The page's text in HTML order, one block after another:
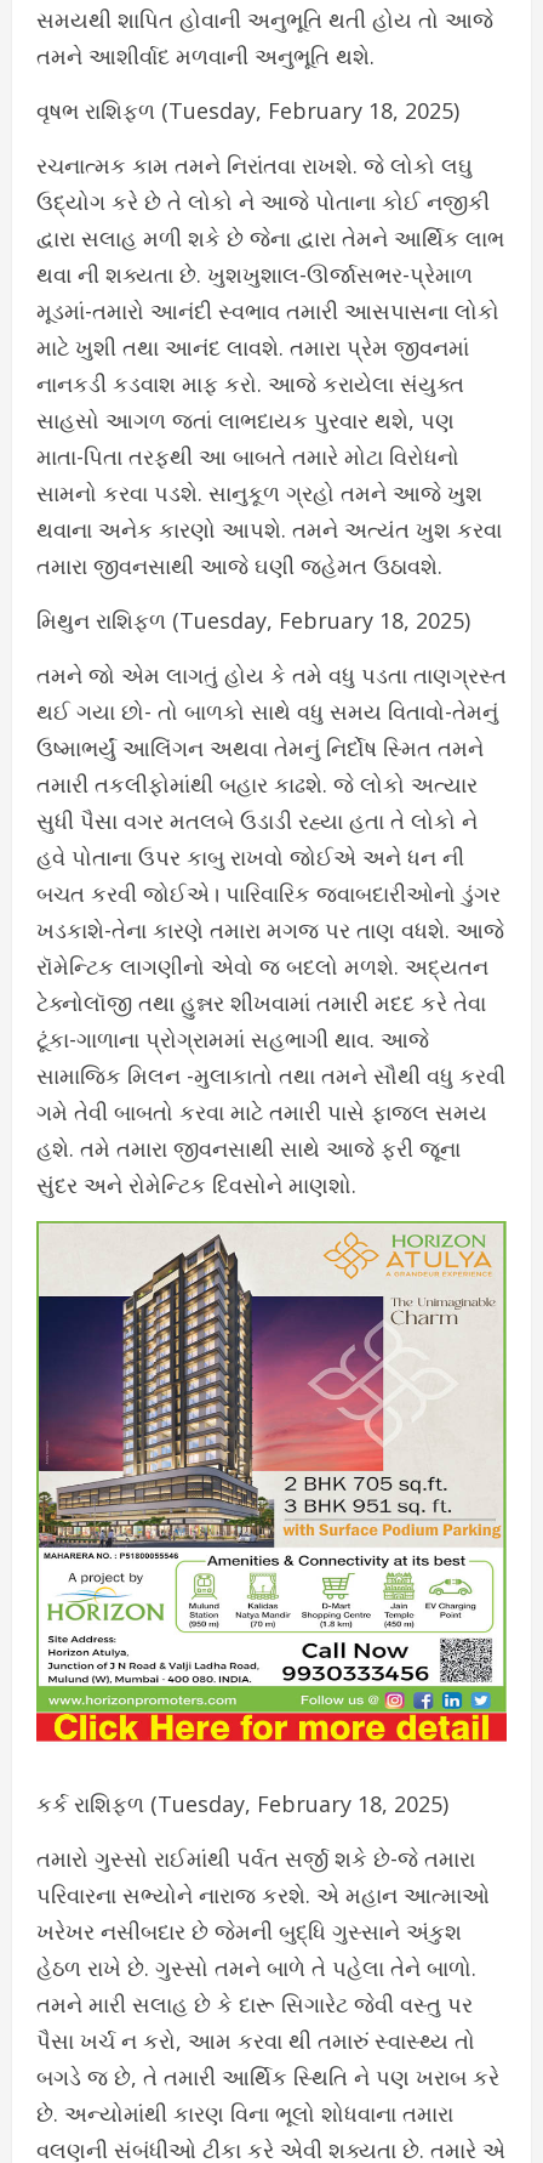
સમયથી શાપિત હોવાની અનુભૂતિ થતી હોય તો આજે
તમને આશીર્વાદ મળવાની અનુભૂતિ થશે.
વૃષભ રાશિફળ (Tuesday, February 18, 2025)
રચનાત્મક કામ તમને નિરાંતવા રાખશે. જે લોકો લઘુ
ઉદ્યોગ કરે છે તે લોકો ને આજે પોતાના કોઈ નજીકી
દ્વારા સલાહ મળી શકે છે જેના દ્વારા તેમને આર્થિક લાભ
થવા ની શક્યતા છે. ખુશખુશાલ-ઊર્જાસભર-પ્રેમાળ
મૂડમાં-તમારો આનંદી સ્વભાવ તમારી આસપાસના લોકો
માટે ખુશી તથા આનંદ લાવશે. તમારા પ્રેમ જીવનમાં
નાનકડી કડવાશ માફ કરો. આજે કરાયેલા સંયુક્ત
સાહસો આગળ જતાં લાભદાયક પુરવાર થશે, પણ
માતા-પિતા તરફથી આ બાબતે તમારે મોટા વિરોધનો
સામનો કરવા પડશે. સાનુકૂળ ગ્રહો તમને આજે ખુશ
થવાના અનેક કારણો આપશે. તમને અત્યંત ખુશ કરવા
તમારા જીવનસાથી આજે ઘણી જહેમત ઉઠાવશે.
મિથુન રાશિફળ (Tuesday, February 18, 2025)
તમને જો એમ લાગતું હોય કે તમે વધુ પડતા તાણગ્રસ્ત
થઈ ગયા છો- તો બાળકો સાથે વધુ સમય વિતાવો-તેમનું
ઉષ્માભર્યું આલિંગન અથવા તેમનું નિર્દોષ સ્મિત તમને
તમારી તકલીફોમાંથી બહાર કાઢશે. જે લોકો અત્યાર
સુધી પૈસા વગર મતલબે ઉડાડી રહ્યા હતા તે લોકો ને
હવે પોતાના ઉપર કાબુ રાખવો જોઈએ અને ધન ની
બચત કરવી જોઈએ। પારિવારિક જવાબદારીઓનો ડુંગર
ખડકાશે-તેના કારણે તમારા મગજ પર તાણ વધશે. આજે
રૉમેન્ટિક લાગણીનો એવો જ બદલો મળશે. અદ્યતન
ટેક્નોલૉજી તથા હુન્નર શીખવામાં તમારી મદદ કરે તેવા
ટૂંકા-ગાળાના પ્રોગ્રામમાં સહભાગી થાવ. આજે
સામાજિક મિલન -મુલાકાતો તથા તમને સૌથી વધુ કરવી
ગમે તેવી બાબતો કરવા માટે તમારી પાસે ફાજલ સમય
હશે. તમે તમારા જીવનસાથી સાથે આજે ફરી જૂના
સુંદર અને રોમેન્ટિક દિવસોને માણશો.
કર્ક રાશિફળ (Tuesday, February 18, 2025)
તમારો ગુસ્સો રાઈમાંથી પર્વત સર્જી શકે છે-જે તમારા
પરિવારના સભ્યોને નારાજ કરશે. એ મહાન આત્માઓ
ખરેખર નસીબદાર છે જેમની બુદ્ધિ ગુસ્સાને અંકુશ
હેઠળ રાખે છે. ગુસ્સો તમને બાળે તે પહેલા તેને બાળો.
તમને મારી સલાહ છે કે દારૂ સિગારેટ જેવી વસ્તુ પર
પૈસા ખર્ચ ન કરો, આમ કરવા થી તમારું સ્વાસ્થ્ય તો
બગડે જ છે, તે તમારી આર્થિક સ્થિતિ ને પણ ખરાબ કરે
છે. અન્યોમાંથી કારણ વિના ભૂલો શોધવાના તમારા
વલણની સંબંધીઓ ટીકા કરે એવી શક્યતા છે. તમારે એ